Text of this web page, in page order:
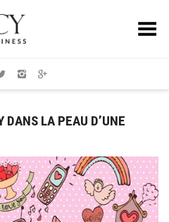
Toggle Menu
DANS LA PEAU D’UNE